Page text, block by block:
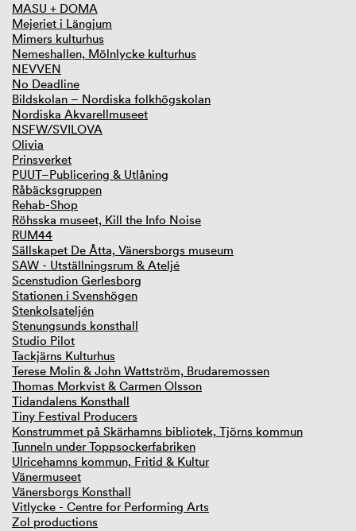
MASU + DOMA
Mejeriet i Längjum
Mimers kulturhus
Nemeshallen, Mölnlycke kulturhus
NEVVEN
No Deadline
Bildskolan – Nordiska folkhögskolan
Nordiska Akvarellmuseet
NSFW/SVILOVA
Olivia
Prinsverket
PUUT–Publicering & Utlåning
Råbäcksgruppen
Rehab-Shop
Röhsska museet, Kill the Info Noise
RUM44
Sällskapet De Åtta, Vänersborgs museum
SAW - Utställningsrum & Ateljé
Scenstudion Gerlesborg
Stationen i Svenshögen
Stenkolsateljén
Stenungsunds konsthall
Studio Pilot
Tackjärns Kulturhus
Terese Molin & John Wattström, Brudaremossen
Thomas Morkvist & Carmen Olsson
Tidandalens Konsthall
Tiny Festival Producers
Konstrummet på Skärhamns bibliotek, Tjörns kommun
Tunneln under Toppsockerfabriken
Ulricehamns kommun, Fritid & Kultur
Vänermuseet
Vänersborgs Konsthall
Vitlycke - Centre for Performing Arts
Zol productions